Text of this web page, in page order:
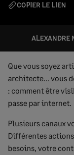
COPIER LE LIEN
ALEXANDRE
Que vous soyez
architecte… vous
: comment être
passe par internet.
Plusieurs canaux
Différentes
besoins, votre